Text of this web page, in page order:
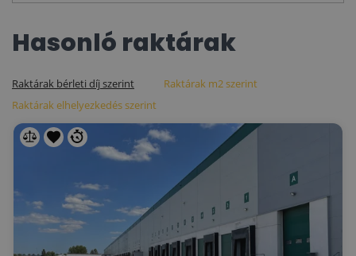
Hasonló raktárak
Raktárak bérleti díj szerint
Raktárak m2 szerint
Raktárak elhelyezkedés szerint